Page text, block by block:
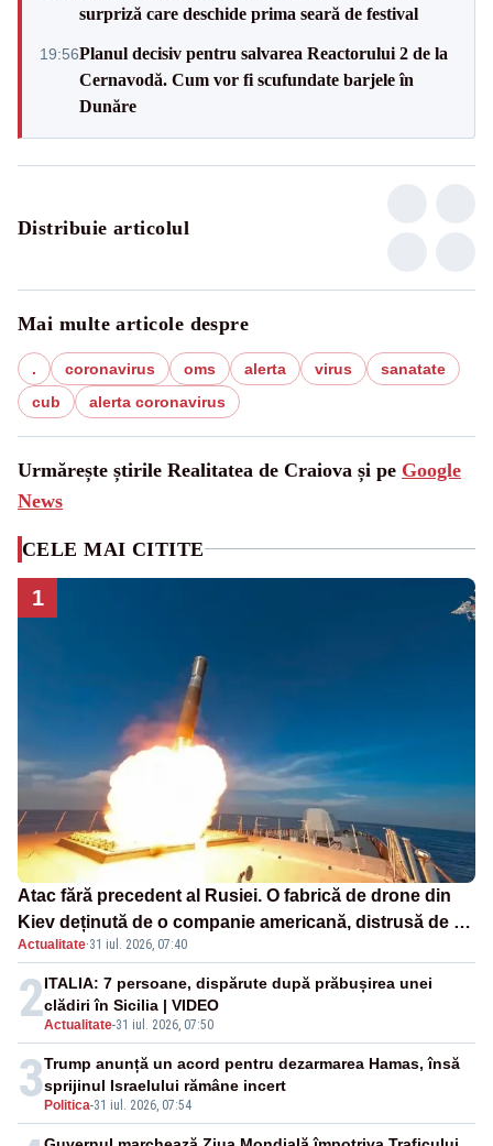
surpriză care deschide prima seară de festival
19:56Planul decisiv pentru salvarea Reactorului 2 de la
Cernavodă. Cum vor fi scufundate barjele în
Dunăre
Distribuie articolul
Mai multe articole despre
. coronavirus oms alerta virus
sanatate
cub
alerta coronavirus
Urmărește știrile Realitatea de Craiova și pe Google
News
CELE MAI CITITE
1
Atac fără precedent al Rusiei. O fabrică de drone din
Kiev deținută de o companie americană, distrusă de o
rachetă rusească
Actualitate·31 iul. 2026, 07:40
2Actualitate-31 iul. 2026, 07:50
ITALIA: 7 persoane, dispărute după prăbușirea unei
clădiri în Sicilia | VIDEO
3 Politica-31 iul. 2026, 07:54
Trump anunță un acord pentru dezarmarea Hamas, însă
sprijinul Israelului rămâne incert